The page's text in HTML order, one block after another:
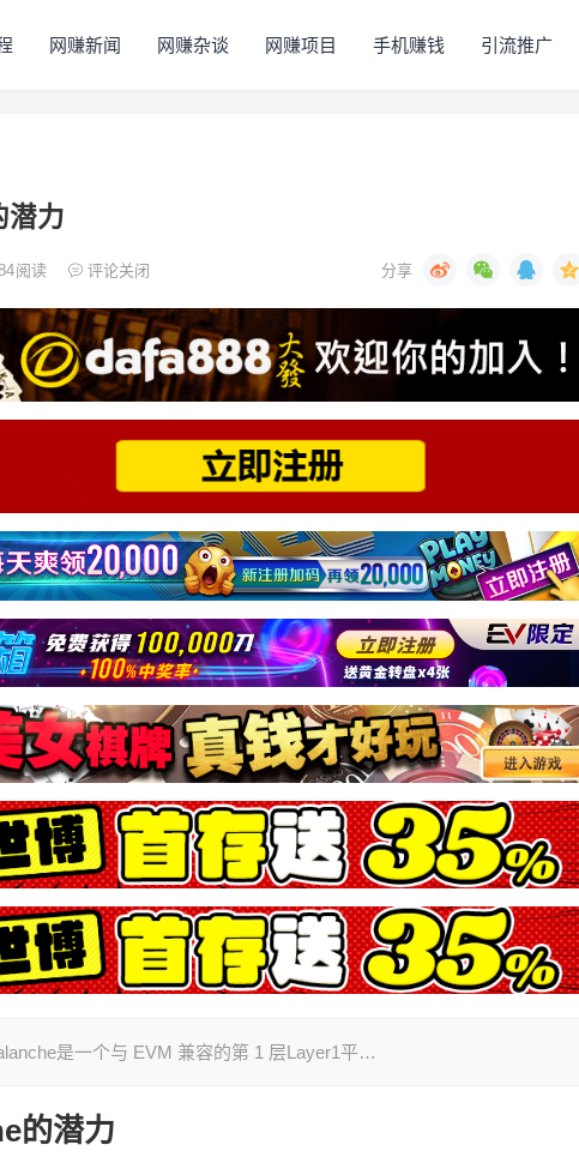
网赚新闻 网赚杂谈 网赚项目 手机赚钱 引流推广
潜力
阅读 评论关闭
是一个与 EVM 兼容的第 1 层Layer1平…
的潜力